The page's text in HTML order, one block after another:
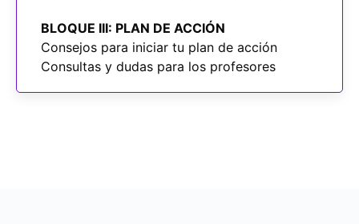
BLOQUE III: PLAN DE ACCIÓN
Consejos para iniciar tu plan de acción
Consultas y dudas para los profesores